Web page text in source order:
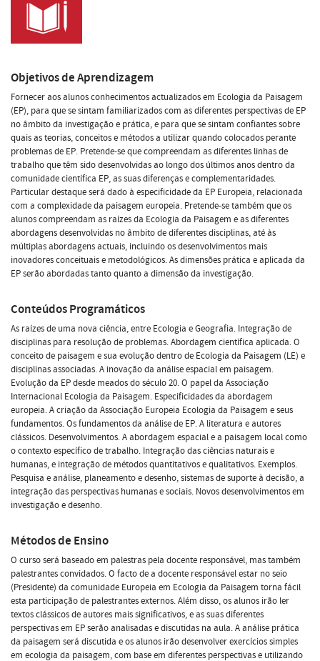
Objetivos de Aprendizagem
Fornecer aos alunos conhecimentos actualizados em Ecologia da Paisagem
(EP), para que se sintam familiarizados com as diferentes perspectivas de EP
no âmbito da investigação e prática, e para que se sintam confiantes sobre
quais as teorias, conceitos e métodos a utilizar quando colocados perante
problemas de EP. Pretende-se que compreendam as diferentes linhas de
trabalho que têm sido desenvolvidas ao longo dos últimos anos dentro da
comunidade científica EP, as suas diferenças e complementaridades.
Particular destaque será dado à especificidade da EP Europeia, relacionada
com a complexidade da paisagem europeia. Pretende-se também que os
alunos compreendam as raízes da Ecologia da Paisagem e as diferentes
abordagens desenvolvidas no âmbito de diferentes disciplinas, até às
múltiplas abordagens actuais, incluindo os desenvolvimentos mais
inovadores conceituais e metodológicos. As dimensões prática e aplicada da
EP serão abordadas tanto quanto a dimensão da investigação.
Conteúdos Programáticos
As raízes de uma nova ciência, entre Ecologia e Geografia. Integração de
disciplinas para resolução de problemas. Abordagem científica aplicada. O
conceito de paisagem e sua evolução dentro de Ecologia da Paisagem (LE) e
disciplinas associadas. A inovação da análise espacial em paisagem.
Evolução da EP desde meados do século 20. O papel da Associação
Internacional Ecologia da Paisagem. Especificidades da abordagem
europeia. A criação da Associação Europeia Ecologia da Paisagem e seus
fundamentos. Os fundamentos da análise de EP. A literatura e autores
clássicos. Desenvolvimentos. A abordagem espacial e a paisagem local como
o contexto específico de trabalho. Integração das ciências naturais e
humanas, e integração de métodos quantitativos e qualitativos. Exemplos.
Pesquisa e análise, planeamento e desenho, sistemas de suporte à decisão, a
integração das perspectivas humanas e sociais. Novos desenvolvimentos em
investigação e desenho.
Métodos de Ensino
O curso será baseado em palestras pela docente responsável, mas também
palestrantes convidados. O facto de a docente responsável estar no seio
(Presidente) da comunidade Europeia em Ecologia da Paisagem torna fácil
esta participação de palestrantes externos. Além disso, os alunos irão ler
textos clássicos de autores mais significativos, e as suas diferentes
perspectivas em EP serão analisadas e discutidas na aula. A análise prática
da paisagem será discutida e os alunos irão desenvolver exercícios simples
em ecologia da paisagem, com base em diferentes perspectivas e utilizando